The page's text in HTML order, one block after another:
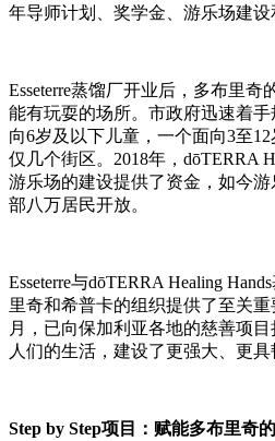
年导师计划、奖学金、游乐场建设
Esseterre蒸馏厂开业后，多布里
能有玩耍的场所。市政府迅速着
向6岁及以下儿童，一个面向3至
仅几个街区。2018年，dōTERRA
游乐场的建设提供了资金，如今
部八万居民开放。
Esseterre与dōTERRA Healing
里奇和希普卡的组织提供了至关
月，已向保加利亚各地的慈善项
人们的生活，建设了更强大、更具
Step by Step项目：赋能多布里奇